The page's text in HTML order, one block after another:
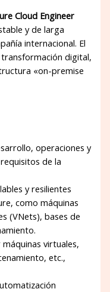
Cloud Engineer
y de larga
internacional. El
digital,
«on-premise
operaciones y
de la
y resilientes
como máquinas
(VNets), bases de
virtuales,
etc.,